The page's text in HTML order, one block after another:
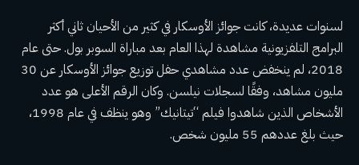
لسنوات عديدة، كانت جوائز الأوسكار في كثير من الأحيان ثاني أكثر
البرامج التلفزيونية مشاهدة لهذا العام بعد مباراة السوبر بول. حتى عام
2018، لم ينخفض ​​عدد مشاهدي حفل توزيع جوائز الأوسكار عن 30
مليون مشاهد، وفقًا لسجلات نيلسن. وكان الرقم الأعلى هو عدد
الأشخاص الذين شاهدوا فيلم “تيتانيك” وهو ينظف في عام 1998،
حيث بلغ عددهم 55 مليون شخص.